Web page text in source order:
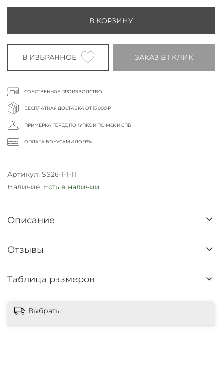
В КОРЗИНУ
В ИЗБРАННОЕ ЗАКАЗ В 1 КЛИК
СОБСТВЕННОЕ ПРОИЗВОДСТВО
БЕСПЛАТНАЯ ДОСТАВКА ОТ 15 000 ₽
ПРИМЕРКА ПЕРЕД ПОКУПКОЙ ПО МСК И СПБ
ОПЛАТА БОНУСАМИ ДО 99%
Артикул: SS26-1-1-11
Наличие: Есть в наличии
Описание
Отзывы
Таблица размеров
Выбрать